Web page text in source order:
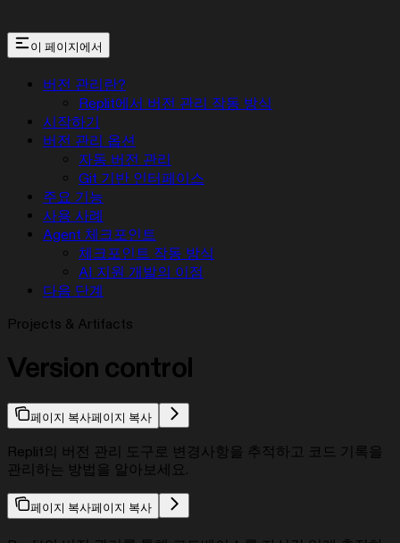
이 페이지에서
버전 관리란?
Replit에서 버전 관리 작동 방식
시작하기
버전 관리 옵션
자동 버전 관리
Git 기반 인터페이스
주요 기능
사용 사례
Agent 체크포인트
체크포인트 작동 방식
AI 지원 개발의 이점
다음 단계
Projects & Artifacts
Version control
페이지 복사페이지 복사
Replit의 버전 관리 도구로 변경사항을 추적하고 코드 기록을
관리하는 방법을 알아보세요.
페이지 복사페이지 복사